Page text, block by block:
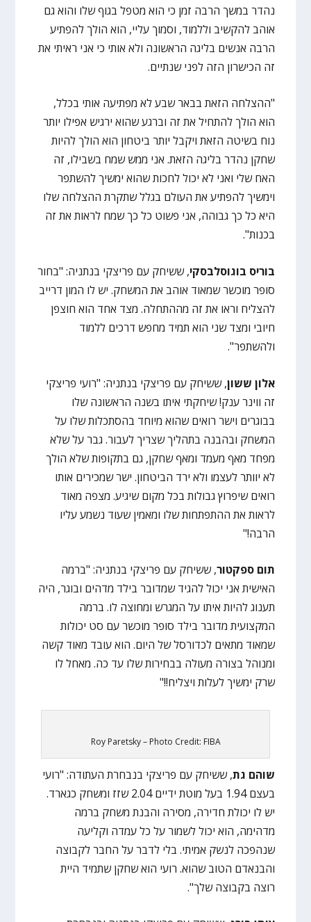
נהדר במשך הרבה זמן כי הוא מטפל בגוף שלו והוא גם
אוהב להקשיב וללמוד, וסמוך עליי, הוא הולך להפתיע
הרבה אנשים בליגה הראשונה ולא אותי כי אני ראיתי את
זה הכישרון הזה לפני שנתיים.
"ההצלחה הזאת בבאר שבע לא מפתיעה אותי בכלל,
הוא הולך להתחיל את זה וברגע שהוא ירגיש אפילו יותר
נוח בשיטה הזאת ויקבל יותר ביטחון הוא הולך להיות
שחקן נהדר בליגה הזאת. אני ממש שמח בשבילו, זה
האח שלי ואני לא יכול לחכות שהוא ימשיך להשתפר
וימשיך להפתיע את העולם בגלל שתקרת ההצלחה שלו
היא כל כך גבוהה, אני פשוט כל כך שמח לראות את זה
בכנות".
בוריס בוגוסלבסקי, ששיחק עם פריצקי בנתניה: "בחור
סופר מוכשר שמאוד אוהב את המשחק. יש לו המון דרייב
להצליח וראו את זה מההתחלה. מצד אחד הוא חוצפן
חיובי ומצד שני הוא תמיד מחפש דרכים ללמוד
ולהשתפר".
אלון ששון, ששיחק עם פריצקי בנתניה: "רועי פריצקי
זה ווינר ענק! שיחקתי איתו בשנה הראשונה שלו
בבוגרים וישר רואים שהוא מיוחד בהסתכלות שלו על
המשחק ובהבנה בתהליך שצריך לעבור. גבר על שלא
מפחד מאף מעמד ומאף שחקן, גם בתקופות שלא הולך
לא יוותר לעצמו ולא ירד הביטחון. ישר שמכירים אותו
רואים שיפרוץ גבולות בכל מקום שיגיע. מצפה מאוד
לראות את ההתפתחות שלו ומאמין שעוד נשמע עליו
הרבה!"
תום ספקטור, ששיחק עם פריצקי בנתניה: "ברמה
האישית אני יכול להגיד שמדובר בילד מדהים ובוגר, היה
תענוג להיות איתו על המגרש ומחוצה לו. ברמה
המקצועית מדובר בילד סופר מוכשר עם סט יכולות
שמאוד מתאים לכדורסל של היום. הוא עובד מאוד קשה
ומנוהל בצורה מעולה בבחירות שלו עד כה. מאחל לו
שרק ימשיך לעלות ויצליח!!"
Roy Paretsky – Photo Credit: FIBA
שוהם גת, ששיחק עם פריצקי בנבחרת העתודה: "רועי
בעצם 1.94 בעל מוטת ידיים 2.04 שזז ומשחק כגארד.
יש לו יכולת חדירה, מסירה והבנת משחק ברמה
מדהימה, הוא יכול לשמור על כל עמדה וקליעה
שנהפכה לנשק אמיתי. בלי לדבר על החבר לקבוצה
והבנאדם הטוב שהוא. רועי הוא שחקן שתמיד היית
רוצה בקבוצה שלך".